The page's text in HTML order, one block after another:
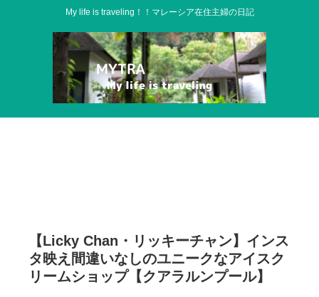
My life is traveling！！マレーシア在住主婦の日記
【Licky Chan・リッキーチャン】インス
タ映え間違いなしのユニークなアイスク
リームショップ【クアラルンプール】